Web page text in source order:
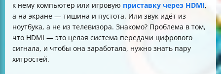
к нему компьютер или игровую приставку через HDMI,
а на экране — тишина и пустота. Или звук идёт из
ноутбука, а не из телевизора. Знакомо? Проблема в том,
что HDMI — это целая система передачи цифрового
сигнала, и чтобы она заработала, нужно знать пару
хитростей.